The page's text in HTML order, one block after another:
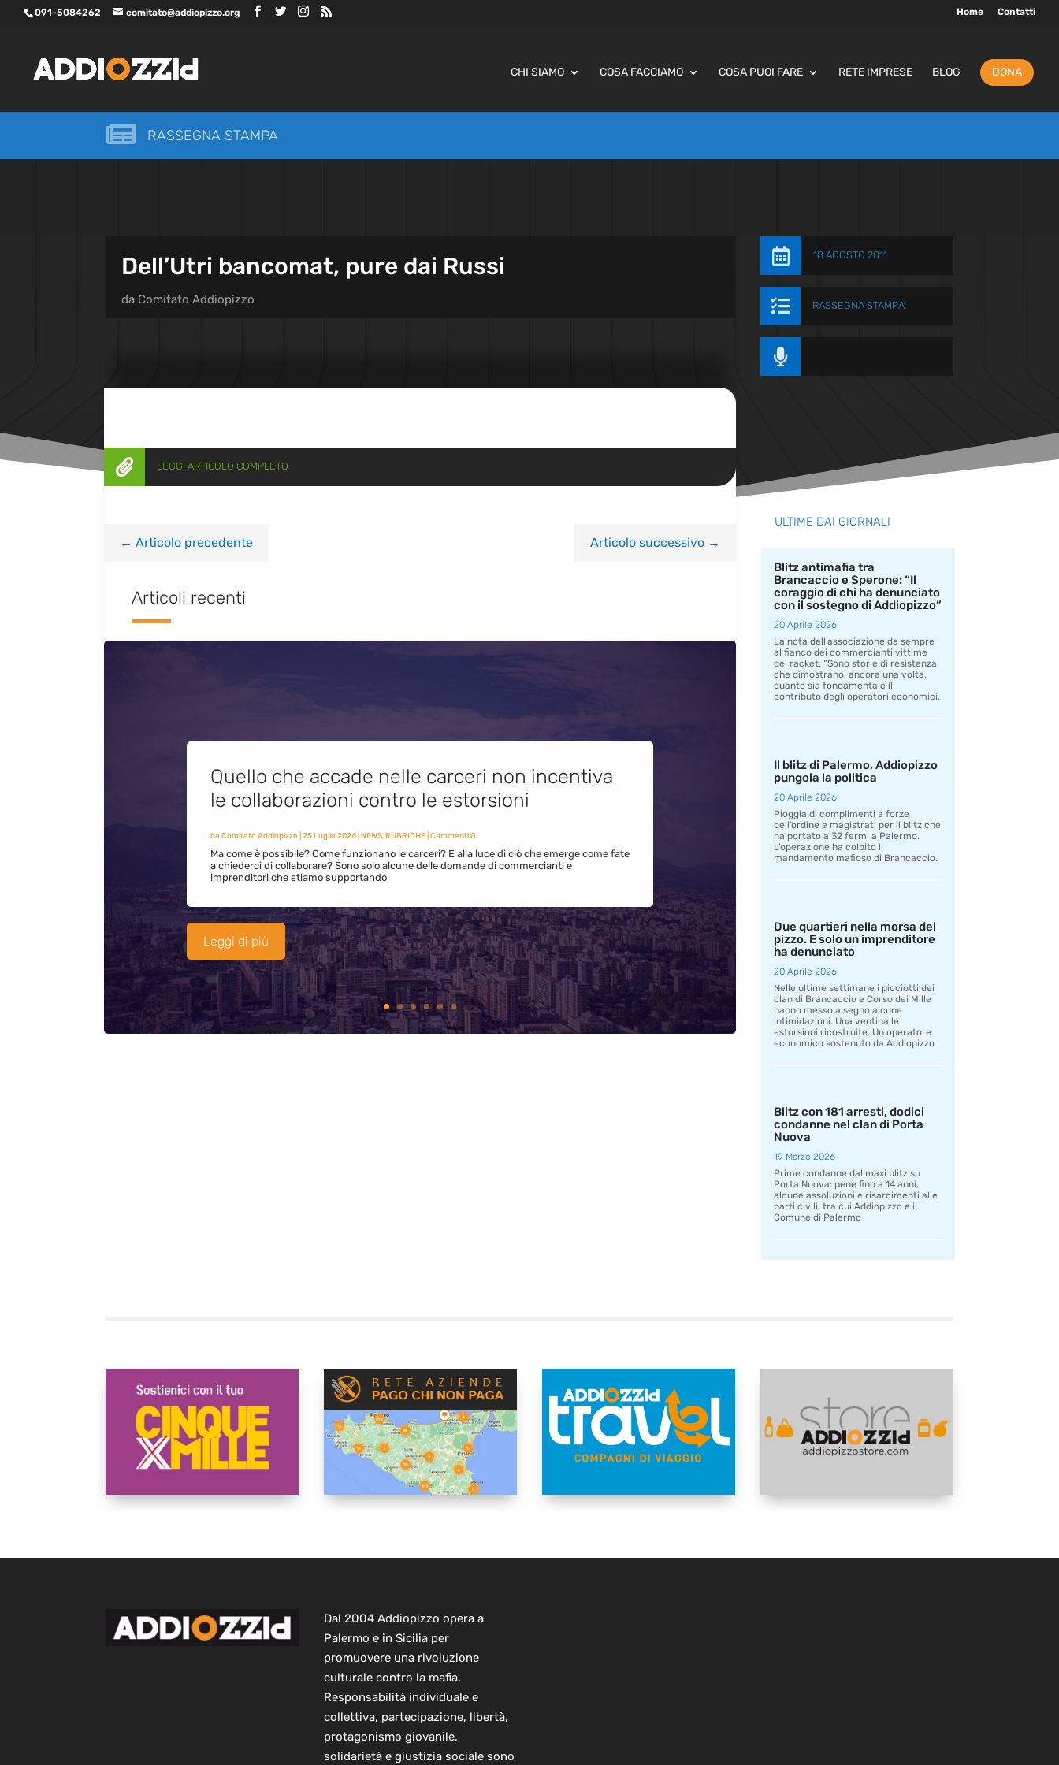
091-5084262 comitato@addiopizzo.org Home Contatti
CHI SIAMO COSA FACCIAMO COSA PUOI FARE RETE IMPRESE BLOG DONA
 RASSEGNA STAMPA
Dell’Utri bancomat, pure dai Russi
da Comitato Addiopizzo
 18 AGOSTO 2011
 RASSEGNA STAMPA

 LEGGI ARTICOLO COMPLETO
← Articolo precedente Articolo successivo→
Articoli recenti
Quello che accade nelle carceri non incentiva
le collaborazioni contro le estorsioni
da Comitato Addiopizzo| 25 Luglio 2026| NEWS,RUBRICHE| Commenti 0
Ma come è possibile? Come funzionano le carceri? E alla luce di ciò che emerge come fate
a chiederci di collaborare? Sono solo alcune delle domande di commercianti e
imprenditori che stiamo supportando
Leggi di più
ULTIME DAI GIORNALI
Blitz antimafia tra
Brancaccio e Sperone: “Il
coraggio di chi ha denunciato
con il sostegno di Addiopizzo”
20 Aprile 2026
La nota dell’associazione da sempre
al fianco dei commercianti vittime
del racket: “Sono storie di resistenza
che dimostrano, ancora una volta,
quanto sia fondamentale il
contributo degli operatori economici.
Il blitz di Palermo, Addiopizzo
pungola la politica
20 Aprile 2026
Pioggia di complimenti a forze
dell’ordine e magistrati per il blitz che
ha portato a 32 fermi a Palermo.
L’operazione ha colpito il
mandamento mafioso di Brancaccio.
Due quartieri nella morsa del
pizzo. E solo un imprenditore
ha denunciato
20 Aprile 2026
Nelle ultime settimane i picciotti dei
clan di Brancaccio e Corso dei Mille
hanno messo a segno alcune
intimidazioni. Una ventina le
estorsioni ricostruite. Un operatore
economico sostenuto da Addiopizzo
Blitz con 181 arresti, dodici
condanne nel clan di Porta
Nuova
19 Marzo 2026
Prime condanne dal maxi blitz su
Porta Nuova: pene fino a 14 anni,
alcune assoluzioni e risarcimenti alle
parti civili, tra cui Addiopizzo e il
Comune di Palermo
Dal 2004 Addiopizzo opera a
Palermo e in Sicilia per
promuovere una rivoluzione
culturale contro la mafia.
Responsabilità individuale e
collettiva, partecipazione, libertà,
protagonismo giovanile,
solidarietà e giustizia sociale sono